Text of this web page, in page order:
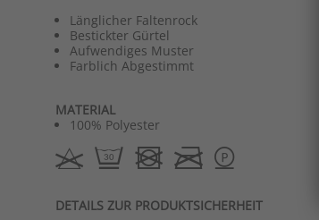
Länglicher Faltenrock
Bestickter Gürtel
Aufwendiges Muster
Farblich Abgestimmt
MATERIAL
100% Polyester
DETAILS ZUR PRODUKTSICHERHEIT